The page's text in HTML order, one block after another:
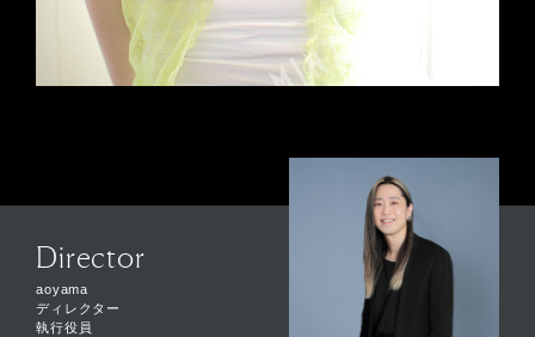
Director
aoyama
ディレクター
執行役員